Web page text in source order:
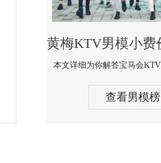
查看男模榜